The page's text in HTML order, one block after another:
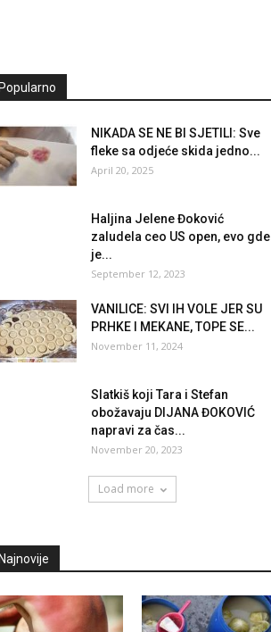
NIKADA SE NE BI SJETILI: Sve
fleke sa odjeće skida jedno...
April 20, 2025
Haljina Jelene Đoković
zaludela ceo US open, evo gde
je...
September 12, 2023
VANILICE: SVI IH VOLE JER SU
PRHKE I MEKANE, TOPE SE...
November 11, 2024
Slatkiš koji Tara i Stefan
obožavaju DIJANA ĐOKOVIĆ
napravi za čas...
November 20, 2023
Load more